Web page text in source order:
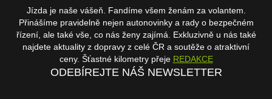
Jízda je naše vášeň. Fandíme všem ženám za volantem.
Přinášíme pravidelně nejen autonovinky a rady o bezpečném
řízení, ale také vše, co nás ženy zajímá. Exkluzivně u nás také
najdete aktuality z dopravy z celé ČR a soutěže o atraktivní
ceny. Šťastné kilometry přeje REDAKCE
ODEBÍREJTE NÁŠ NEWSLETTER